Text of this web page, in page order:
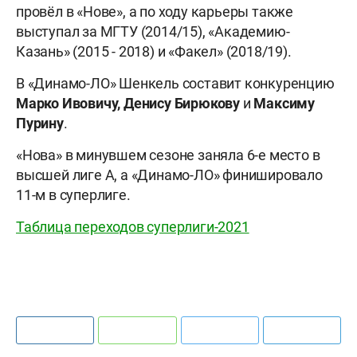
провёл в «Нове», а по ходу карьеры также
выступал за МГТУ (2014/15), «Академию-
Казань» (2015 - 2018) и «Факел» (2018/19).
В «Динамо-ЛО» Шенкель составит конкуренцию
Марко Ивовичу, Денису Бирюкову и Максиму
Пурину.
«Нова» в минувшем сезоне заняла 6-е место в
высшей лиге А, а «Динамо-ЛО» финишировало
11-м в суперлиге.
Таблица переходов суперлиги-2021